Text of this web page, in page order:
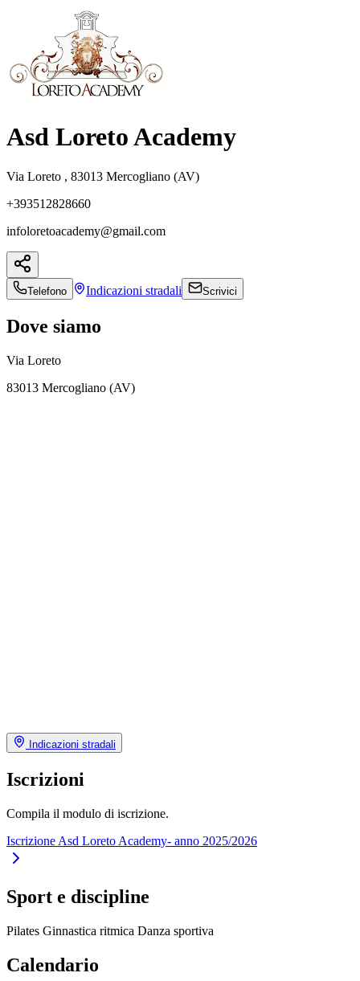
Asd Loreto Academy
Via Loreto , 83013 Mercogliano (AV)
+393512828660
infoloretoacademy@gmail.com
Telefono Indicazioni stradali Scrivici
Dove siamo
Via Loreto
83013 Mercogliano (AV)
Indicazioni stradali
Iscrizioni
Compila il modulo di iscrizione.
Iscrizione Asd Loreto Academy- anno 2025/2026
Sport e discipline
Pilates Ginnastica ritmica Danza sportiva
Calendario